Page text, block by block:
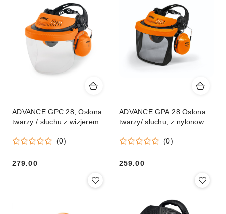
ADVANCE GPC 28, Osłona
twarzy / słuchu z wizjerem z
(0)
Cena:
279.00
ADVANCE GPA 28 Osłona
twarzy/ słuchu, z nylonowym
(0)
Cena:
259.00